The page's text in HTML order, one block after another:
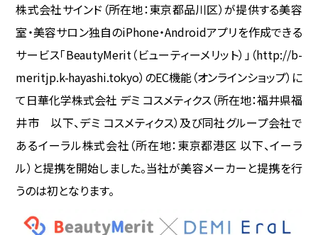
オンラインショップ
データ分析
WEB予約
導入事例
ヘアサロン
ネイルサロン
株式会社サインド（所在地：東京都品川区）が提供する美容
室・美容サロン独自のiPhone・Androidアプリを作成できる
サービス「BeautyMerit（ビューティーメリット）」（http://b-
meritjp.k-hayashi.tokyo）のEC機能（オンラインショップ）に
て日華化学株式会社 デミ コスメティクス（所在地：福井県福
井市 以下、デミ コスメティクス）及び同社グループ会社で
あるイーラル株式会社（所在地：東京都港区 以下、イーラ
ル）と提携を開始しました。当社が美容メーカーと提携を行
うのは初となります。